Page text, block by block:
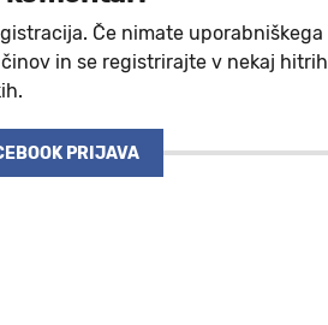
Če nimate uporabniškega
in se registrirajte v nekaj hitrih
PRIJAVA